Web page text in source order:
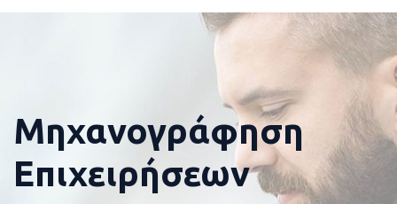
Μηχανογράφηση
Επιχειρήσεων